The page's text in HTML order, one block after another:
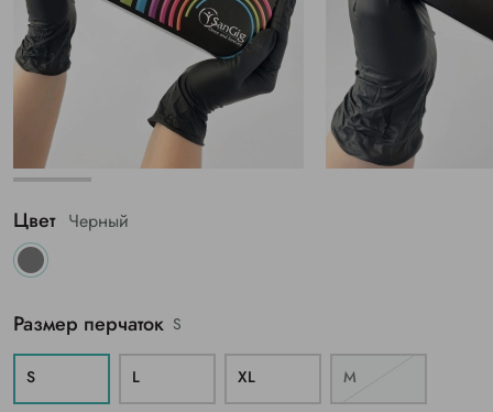
Цвет Черный
Размер перчаток S
S L ХL M